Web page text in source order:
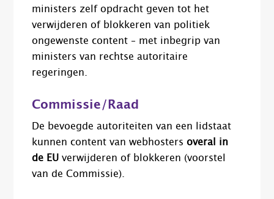
ministers zelf opdracht geven tot het
verwijderen of blokkeren van politiek
ongewenste content – met inbegrip van
ministers van rechtse autoritaire
regeringen.
Commissie/Raad
De bevoegde autoriteiten van een lidstaat
kunnen content van webhostersoveral in
de EU verwijderen of blokkeren (voorstel
van de Commissie).